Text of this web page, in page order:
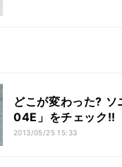
どこが変わった?
04E」をチェック!!
2013/05/25 15:33